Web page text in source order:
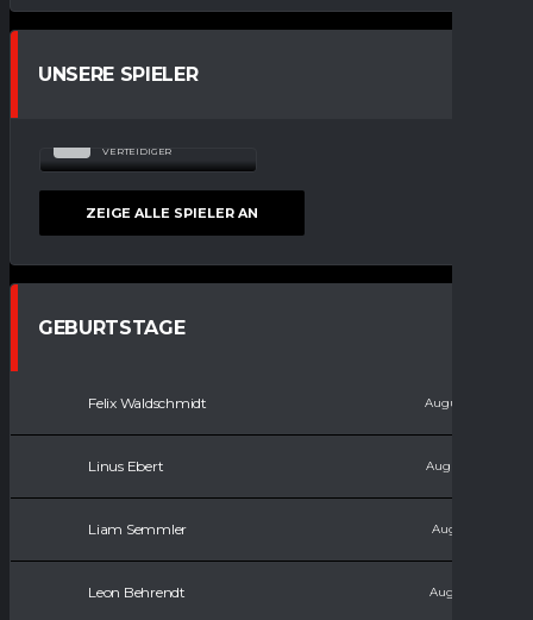
UNSERE SPIELER
VERTEIDIGER
ZEIGE ALLE SPIELER AN
GEBURTSTAGE
Felix Waldschmidt August 11, 2008
Linus Ebert August 15, 2010
Liam Semmler August 9, 2011
Leon Behrendt August 9, 2017